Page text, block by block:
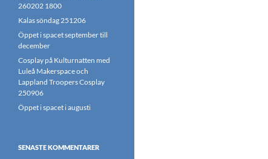
260202 1800
Kalas söndag 251206
Öppet i spacet september till
december
Cosplay på Kulturnatten med
Luleå Makerspace och
Lappland Troopers Cosplay
250906
Öppet i spacet i augusti
SENASTE KOMMENTARER